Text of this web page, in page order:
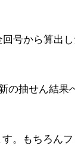
号から算出
の抽せん結果
。もちろんフ